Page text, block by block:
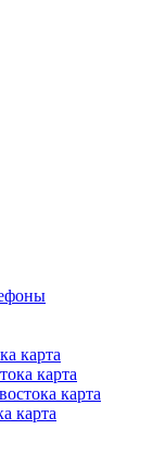
карта
карта
карта
карта